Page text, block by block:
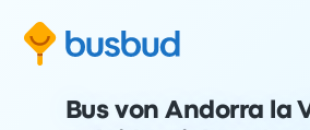
Bus von Andorra la